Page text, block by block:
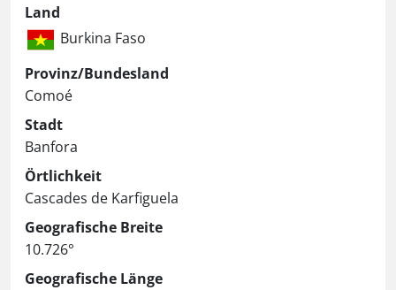
Land
Burkina Faso
Provinz/Bundesland
Comoé
Stadt
Banfora
Örtlichkeit
Cascades de Karfiguela
Geografische Breite
10.726°
Geografische Länge